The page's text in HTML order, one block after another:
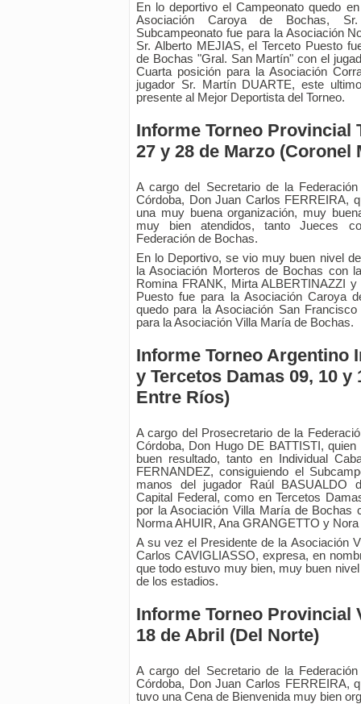
En lo deportivo el Campeonato quedo
Asociación Caroya de Bochas,
Subcampeonato fue para la Asociación
Sr. Alberto MEJIAS, el Terceto Puesto
de Bochas "Gral. San Martín" con el
Cuarta posición para la Asociación
jugador Sr. Martín DUARTE, este
presente al Mejor Deportista del Torneo.
Informe Torneo Provincial
27 y 28 de Marzo (Coronel
A cargo del Secretario de la
Córdoba, Don Juan Carlos FERREIRA,
una muy buena organización, muy
muy bien atendidos, tanto Jueces
Federación de Bochas.
En lo Deportivo, se vio muy buen nivel
la Asociación Morteros de Bochas con
Romina FRANK, Mirta ALBERTINAZZI
Puesto fue para la Asociación Caroya
quedo para la Asociación San
para la Asociación Villa María de Bochas.
Informe Torneo Argentino
y Tercetos Damas 09, 10 y
Entre Ríos)
A cargo del Prosecretario de la
Córdoba, Don Hugo DE BATTISTI,
buen resultado, tanto en Individual
FERNANDEZ, consiguiendo el
manos del jugador Raúl BASUALDO
Capital Federal, como en Tercetos
por la Asociación Villa María de Bochas
Norma AHUIR, Ana GRANGETTO y
A su vez el Presidente de la Asociación
Carlos CAVIGLIASSO, expresa, en
que todo estuvo muy bien, muy buen
de los estadios.
Informe Torneo Provincial
18 de Abril (Del Norte)
A cargo del Secretario de la
Córdoba, Don Juan Carlos FERREIRA,
tuvo una Cena de Bienvenida muy bien